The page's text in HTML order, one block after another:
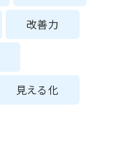
改善力
見える化